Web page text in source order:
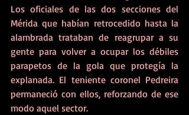
Los oficiales de las dos secciones del
Mérida que habían retrocedido hasta la
alambrada trataban de reagrupar a su
gente para volver a ocupar los débiles
parapetos de la gola que protegía la
explanada. El teniente coronel Pedreira
permaneció con ellos, reforzando de ese
modo aquel sector.